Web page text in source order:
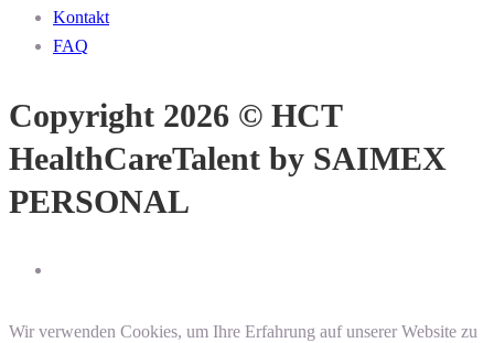
Kontakt
FAQ
Copyright 2026 © HCT
HealthCareTalent by SAIMEX
PERSONAL
Wir verwenden Cookies, um Ihre Erfahrung auf unserer Website zu